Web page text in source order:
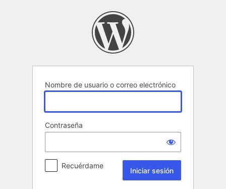
Nombre de usuario o correo electrónico
Contraseña
Recuérdame